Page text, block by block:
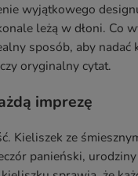
wyjątkowego
leżą w dłoni. Co
sposób, aby nadać
oryginalny cytat.
imprezę
Kieliszek ze
panieński,